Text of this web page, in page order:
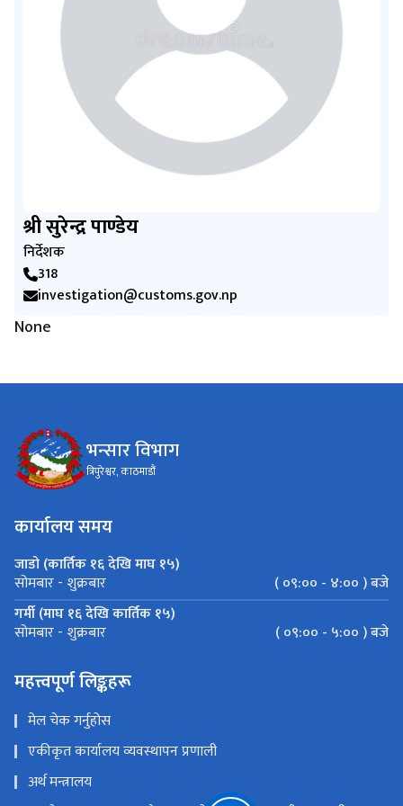
श्री सुरेन्द्र पाण्डेय
निर्देशक
318
investigation@customs.gov.np
None
भन्सार विभाग
त्रिपुरेश्वर, काठमाडौं
कार्यालय समय
जाडो (कार्तिक १६ देखि माघ १५)
सोमबार - शुक्रबार
( ०९:०० - ४:०० ) बजे
गर्मी (माघ १६ देखि कार्तिक १५)
सोमबार - शुक्रबार ( ०९:०० - ५:०० ) बजे
महत्त्वपूर्ण लिङ्कहरू
मेल चेक गर्नुहोस
एकीकृत कार्यालय व्यवस्थापन प्रणाली
अर्थ मन्त्रालय